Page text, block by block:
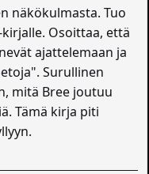
näkökulmasta. Tuo
Osoittaa, että
ajattelemaan ja
Surullinen
mitä Bree joutuu
Tämä kirja piti